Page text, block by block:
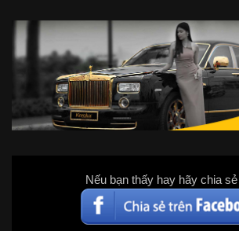
Nếu bạn thấy hay hãy chia